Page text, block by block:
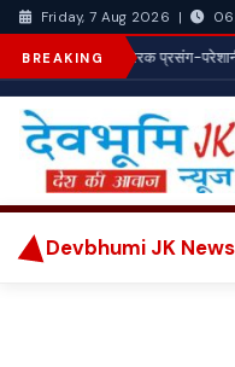
Friday, 7 Aug 2026 |
BREAKING
राशिफल एवं प्रेरक प्रसंग-परेशानी की
Devbhumi JK News